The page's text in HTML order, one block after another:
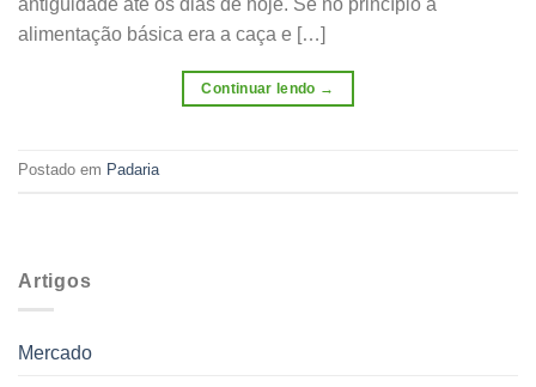
alimentação básica era a caça e […]
Continuar lendo →
Postado em Padaria
Artigos
Mercado